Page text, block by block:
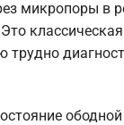
микропоры в
трудно